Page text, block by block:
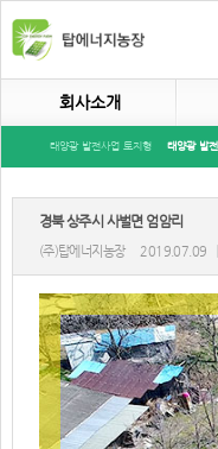
회사소개
태양광 발전사업 토지형 태양광 발
경북 상주시 사벌면 엄암리
(주)탑에너지농장 2019.07.09